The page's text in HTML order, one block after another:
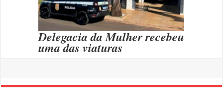
Delegacia da Mulher recebeu
uma das viaturas